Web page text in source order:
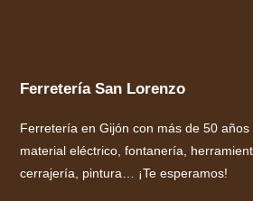
Ferretería San Lorenzo
Ferretería en Gijón con más de 50
material eléctrico, fontanería,
cerrajería, pintura… ¡Te esperamos!